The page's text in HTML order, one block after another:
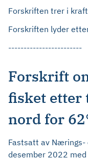
Forskriften trer i
Forskriften lyder
------------------------
Forskrift
fisket etter
nord for
Fastsatt av
desember 2022